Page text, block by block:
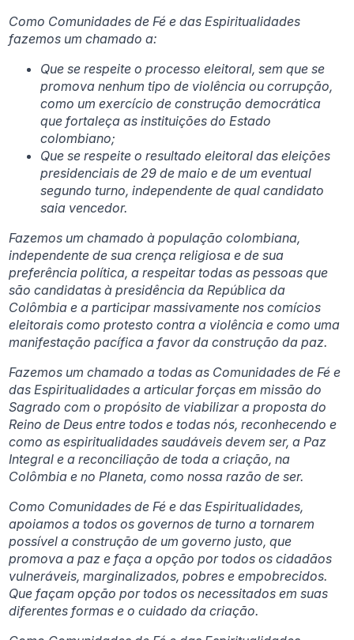
Como Comunidades de Fé e das Espiritualidades
fazemos um chamado a:
Que se respeite o processo eleitoral, sem que se
promova nenhum tipo de violência ou corrupção,
como um exercício de construção democrática
que fortaleça as instituições do Estado
colombiano;
Que se respeite o resultado eleitoral das eleições
presidenciais de 29 de maio e de um eventual
segundo turno, independente de qual candidato
saia vencedor.
Fazemos um chamado à população colombiana,
independente de sua crença religiosa e de sua
preferência política, a respeitar todas as pessoas que
são candidatas à presidência da República da
Colômbia e a participar massivamente nos comícios
eleitorais como protesto contra a violência e como uma
manifestação pacífica a favor da construção da paz.
Fazemos um chamado a todas as Comunidades de Fé e
das Espiritualidades a articular forças em missão do
Sagrado com o propósito de viabilizar a proposta do
Reino de Deus entre todos e todas nós, reconhecendo e
como as espiritualidades saudáveis devem ser, a Paz
Integral e a reconciliação de toda a criação, na
Colômbia e no Planeta, como nossa razão de ser.
Como Comunidades de Fé e das Espiritualidades,
apoiamos a todos os governos de turno a tornarem
possível a construção de um governo justo, que
promova a paz e faça a opção por todos os cidadãos
vulneráveis, marginalizados, pobres e empobrecidos.
Que façam opção por todos os necessitados em suas
diferentes formas e o cuidado da criação.